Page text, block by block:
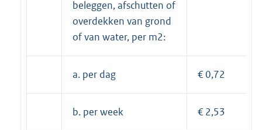
beleggen, afschutten of
overdekken van grond
of van water, per m2:
a. per dag € 0,72
b. per week € 2,53